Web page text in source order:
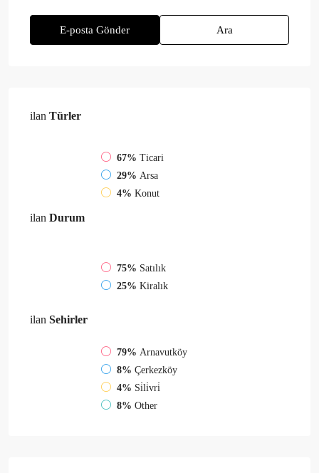
E-posta Gönder Ara
ilan Türler
67% Ticari
29% Arsa
4% Konut
ilan Durum
75% Satılık
25% Kiralık
ilan Sehirler
79% Arnavutköy
8% Çerkezköy
4% Si̇li̇vri̇
8% Other